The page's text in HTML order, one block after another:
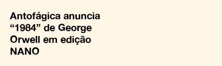
Antofágica anuncia
“1984” de George
Orwell em edição
NANO